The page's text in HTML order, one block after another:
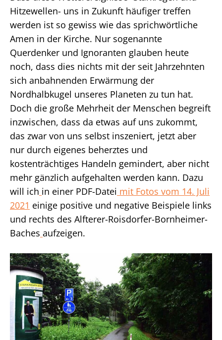
Hitzewellen- uns in Zukunft häufiger treffen
werden ist so gewiss wie das sprichwörtliche
Amen in der Kirche. Nur sogenannte
Querdenker und Ignoranten glauben heute
noch, dass dies nichts mit der seit Jahrzehnten
sich anbahnenden Erwärmung der
Nordhalbkugel unseres Planeten zu tun hat.
Doch die große Mehrheit der Menschen begreift
inzwischen, dass da etwas auf uns zukommt,
das zwar von uns selbst inszeniert, jetzt aber
nur durch eigenes beherztes und
kostenträchtiges Handeln gemindert, aber nicht
mehr gänzlich aufgehalten werden kann. Dazu
will ich in einer PDF-Datei mit Fotos vom 14. Juli
2021 einige positive und negative Beispiele links
und rechts des Alfterer-Roisdorfer-Bornheimer-
Baches aufzeigen.